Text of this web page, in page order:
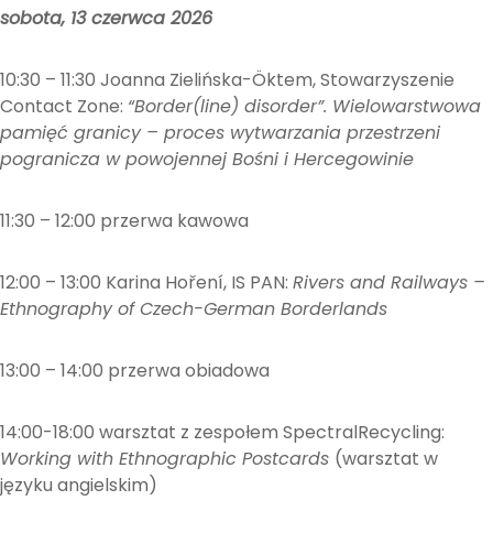
sobota, 13 czerwca 2026
10:30 – 11:30 Joanna Zielińska-Öktem, Stowarzyszenie
Contact Zone: “Border(line) disorder”. Wielowarstwowa
pamięć granicy – proces wytwarzania przestrzeni
pogranicza w powojennej Bośni i Hercegowinie
11:30 – 12:00 przerwa kawowa
12:00 – 13:00 Karina Hoření, IS PAN: Rivers and Railways –
Ethnography of Czech-German Borderlands
13:00 – 14:00 przerwa obiadowa
14:00-18:00 warsztat z zespołem SpectralRecycling:
Working with Ethnographic Postcards (warsztat w
języku angielskim)